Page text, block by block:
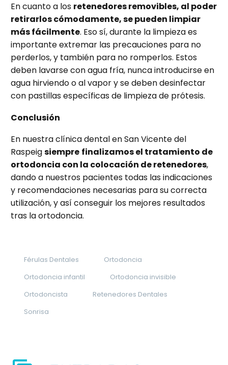
En cuanto a los retenedores removibles, al poder
retirarlos cómodamente, se pueden limpiar
más fácilmente. Eso sí, durante la limpieza es
importante extremar las precauciones para no
perderlos, y también para no romperlos. Estos
deben lavarse con agua fría, nunca introducirse en
agua hirviendo o al vapor y se deben desinfectar
con pastillas específicas de limpieza de prótesis.
Conclusión
En nuestra clínica dental en San Vicente del
Raspeigsiempre finalizamos el tratamiento de
ortodoncia con la colocación de retenedores,
dando a nuestros pacientes todas las indicaciones
y recomendaciones necesarias para su correcta
utilización, y así conseguir los mejores resultados
tras la ortodoncia.
Férulas Dentales
Ortodoncia
Ortodoncia infantil
Ortodoncia invisible
Ortodoncista
Retenedores Dentales
Sonrisa